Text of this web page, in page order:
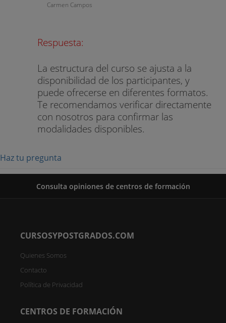
Carmen Campos
Respuesta:
La estructura del curso se ajusta a la
disponibilidad de los participantes, y
puede ofrecerse en diferentes formatos.
Te recomendamos verificar directamente
con nosotros para confirmar las
modalidades disponibles.
Haz tu pregunta
Consulta opiniones de centros de formación
CURSOSYPOSTGRADOS.COM
Quienes Somos
Contacto
Política de Privacidad
CENTROS DE FORMACIÓN